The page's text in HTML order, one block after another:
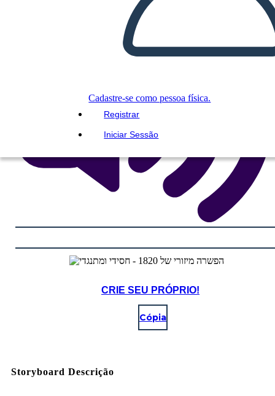
Cadastre-se como pessoa física.
Registrar
Iniciar Sessão
CRIE SEU PRÓPRIO!
Cópia
Storyboard Descrição